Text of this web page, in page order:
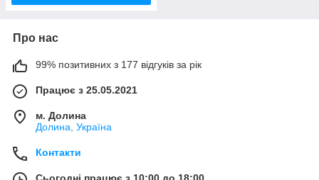
Про нас
99% позитивних з 177 відгуків за рік
Працює з 25.05.2021
м. Долина
Долина, Україна
Контакти